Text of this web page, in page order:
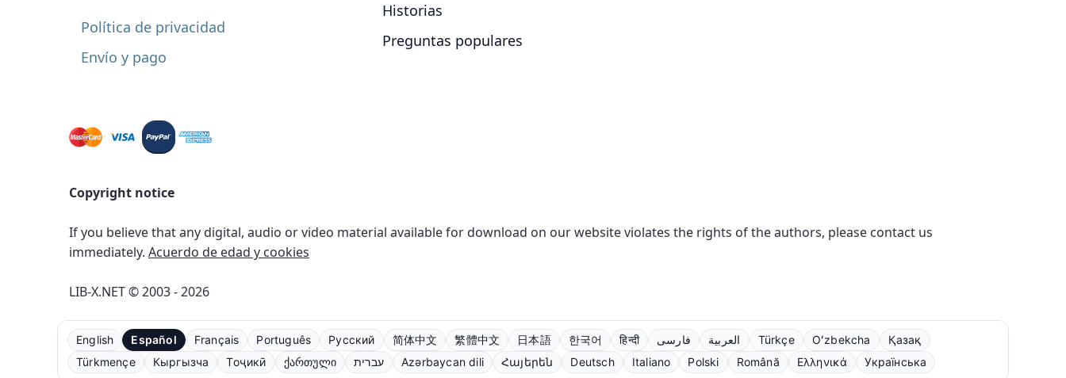
Política de privacidad
Envío y pago
Historias
Preguntas populares
Copyright notice
If you believe that any digital, audio or video material available for download on our website violates the rights of the authors, please contact us
immediately. Acuerdo de edad y cookies
LIB-X.NET © 2003 - 2026
English Español Français Português Русский 简体中文 繁體中文 日本語 한국어 हिन्दी فارسی العربية Türkçe Oʻzbekcha
Қазақ
Türkmençe
Кыргызча Тоҷикӣ ქართული עברית Azərbaycan dili Հայերեն Deutsch Italiano Polski Română Ελληνικά Українська